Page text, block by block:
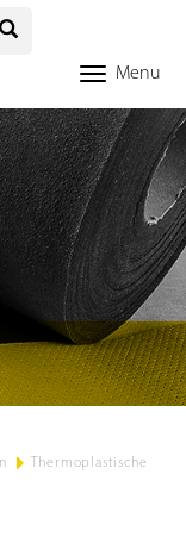
Menu
> Thermoplastische